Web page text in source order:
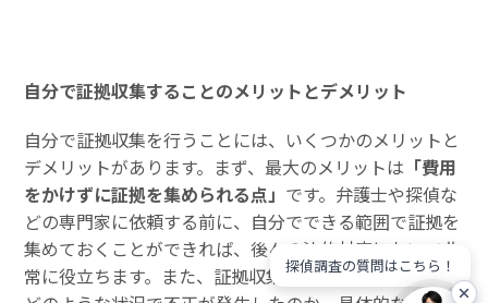
自分で証拠収集することのメリットとデメリット
自分で証拠収集を行うことには、いくつかのメリットと
デメリットがあります。まず、最大のメリットは 「費用
をかけずに証拠を集められる点」 です。弁護士や探偵な
どの専門家に依頼する前に、自分でできる範囲で証拠を
集めておくことができれば、後々の法的対応において非
常に役立ちます。また、証拠収集を自分で行うことで、
探偵調査の質問はこちら！